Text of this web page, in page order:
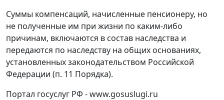
Суммы компенсаций, начисленные пенсионеру, но
не полученные им при жизни по каким-либо
причинам, включаются в состав наследства и
передаются по наследству на общих основаниях,
установленных законодательством Российской
Федерации (п. 11 Порядка).
Портал госуслуг РФ - www.gosuslugi.ru